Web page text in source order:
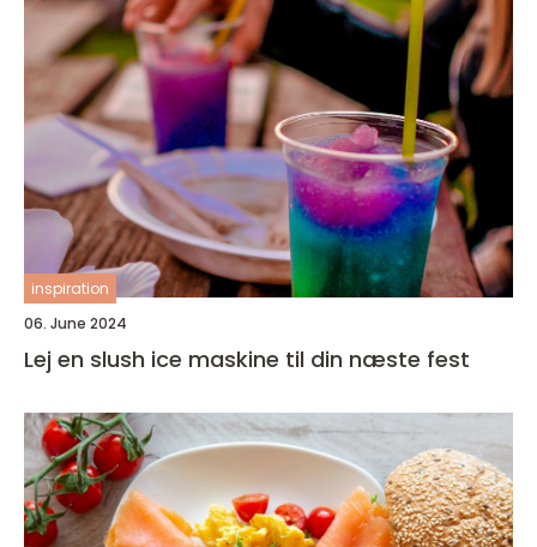
inspiration
06. June 2024
Lej en slush ice maskine til din næste fest